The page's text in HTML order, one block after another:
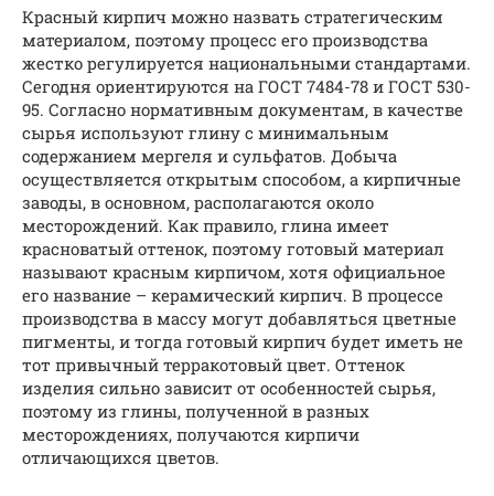
Красный кирпич можно назвать стратегическим
материалом, поэтому процесс его производства
жестко регулируется национальными стандартами.
Сегодня ориентируются на ГОСТ 7484-78 и ГОСТ 530-
95. Согласно нормативным документам, в качестве
сырья используют глину с минимальным
содержанием мергеля и сульфатов. Добыча
осуществляется открытым способом, а кирпичные
заводы, в основном, располагаются около
месторождений. Как правило, глина имеет
красноватый оттенок, поэтому готовый материал
называют красным кирпичом, хотя официальное
его название – керамический кирпич. В процессе
производства в массу могут добавляться цветные
пигменты, и тогда готовый кирпич будет иметь не
тот привычный терракотовый цвет. Оттенок
изделия сильно зависит от особенностей сырья,
поэтому из глины, полученной в разных
месторождениях, получаются кирпичи
отличающихся цветов.